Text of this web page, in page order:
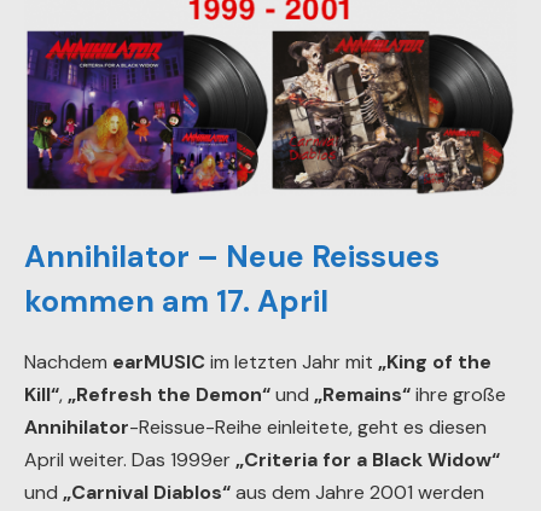
Annihilator – Neue Reissues
kommen am 17. April
Nachdem earMUSIC im letzten Jahr mit „King of the
Kill“,„Refresh the Demon“und „Remains“ihre große
Annihilator-Reissue-Reihe einleitete, geht es diesen
April weiter. Das 1999er„Criteria for a Black Widow“
und „Carnival Diablos“aus dem Jahre 2001 werden